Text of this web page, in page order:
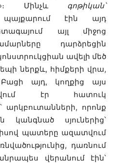
Մինչև գոթիկան՝
էին այդ
այլ միջոց
դարձրեցին
ավելի մեծ
ներքև, հիմքերի վրա,
այդ, կողքից այս
էր հատուկ
արկբուտանների, որոնք
կանգնած սյուներից՝
պատերը ազատվում
դառնում
վերանում էին՝